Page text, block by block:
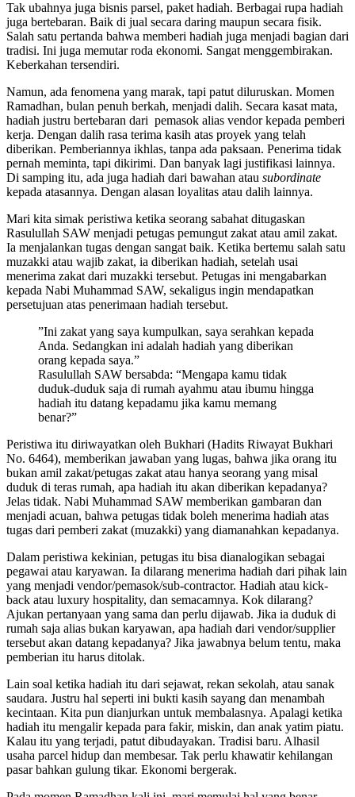
Tak ubahnya juga bisnis parsel, paket hadiah. Berbagai rupa hadiah
juga bertebaran. Baik di jual secara daring maupun secara fisik.
Salah satu pertanda bahwa memberi hadiah juga menjadi bagian dari
tradisi. Ini juga memutar roda ekonomi. Sangat menggembirakan.
Keberkahan tersendiri.
Namun, ada fenomena yang marak, tapi patut diluruskan. Momen
Ramadhan, bulan penuh berkah, menjadi dalih. Secara kasat mata,
hadiah justru bertebaran dari pemasok alias vendor kepada pemberi
kerja. Dengan dalih rasa terima kasih atas proyek yang telah
diberikan. Pemberiannya ikhlas, tanpa ada paksaan. Penerima tidak
pernah meminta, tapi dikirimi. Dan banyak lagi justifikasi lainnya.
Di samping itu, ada juga hadiah dari bawahan atau subordinate
kepada atasannya. Dengan alasan loyalitas atau dalih lainnya.
Mari kita simak peristiwa ketika seorang sabahat ditugaskan
Rasulullah SAW menjadi petugas pemungut zakat atau amil zakat.
Ia menjalankan tugas dengan sangat baik. Ketika bertemu salah satu
muzakki atau wajib zakat, ia diberikan hadiah, setelah usai
menerima zakat dari muzakki tersebut. Petugas ini mengabarkan
kepada Nabi Muhammad SAW, sekaligus ingin mendapatkan
persetujuan atas penerimaan hadiah tersebut.
”Ini zakat yang saya kumpulkan, saya serahkan kepada
Anda. Sedangkan ini adalah hadiah yang diberikan
orang kepada saya.”
Rasulullah SAW bersabda: “Mengapa kamu tidak
duduk-duduk saja di rumah ayahmu atau ibumu hingga
hadiah itu datang kepadamu jika kamu memang
benar?”
Peristiwa itu diriwayatkan oleh Bukhari (Hadits Riwayat Bukhari
No. 6464), memberikan jawaban yang lugas, bahwa jika orang itu
bukan amil zakat/petugas zakat atau hanya seorang yang misal
duduk di teras rumah, apa hadiah itu akan diberikan kepadanya?
Jelas tidak. Nabi Muhammad SAW memberikan gambaran dan
menjadi acuan, bahwa petugas tidak boleh menerima hadiah atas
tugas dari pemberi zakat (muzakki) yang diamanahkan kepadanya.
Dalam peristiwa kekinian, petugas itu bisa dianalogikan sebagai
pegawai atau karyawan. Ia dilarang menerima hadiah dari pihak lain
yang menjadi vendor/pemasok/sub-contractor. Hadiah atau kick-
back atau luxury hospitality, dan semacamnya. Kok dilarang?
Ajukan pertanyaan yang sama dan perlu dijawab. Jika ia duduk di
rumah saja alias bukan karyawan, apa hadiah dari vendor/supplier
tersebut akan datang kepadanya? Jika jawabnya belum tentu, maka
pemberian itu harus ditolak.
Lain soal ketika hadiah itu dari sejawat, rekan sekolah, atau sanak
saudara. Justru hal seperti ini bukti kasih sayang dan menambah
kecintaan. Kita pun dianjurkan untuk membalasnya. Apalagi ketika
hadiah itu mengalir kepada para fakir, miskin, dan anak yatim piatu.
Kalau itu yang terjadi, patut dibudayakan. Tradisi baru. Alhasil
usaha parcel hidup dan membesar. Tak perlu khawatir kehilangan
pasar bahkan gulung tikar. Ekonomi bergerak.